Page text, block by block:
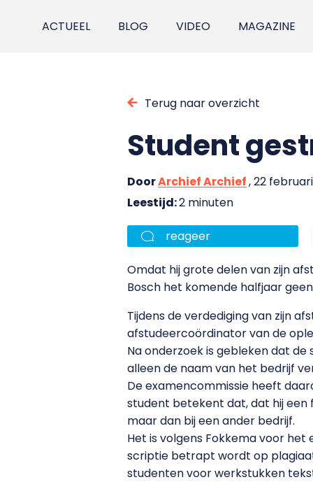
ACTUEEL BLOG VIDEO MAGAZINE
Terug naar overzicht
Student
DoorArchief Archief, 22
Leestijd:2 minuten
reageer
Omdat hij grote delen van zijn
Bosch het komende halfjaar
Tijdens de verdediging van zijn
afstudeercoördinator van de
Na onderzoek is gebleken dat
alleen de naam van het bedrijf
De examencommissie heeft
student betekent dat, dat hij
maar dan bij een ander bedrijf.
Het is volgens Fokkema voor
scriptie betrapt wordt op
studenten voor werkstukken